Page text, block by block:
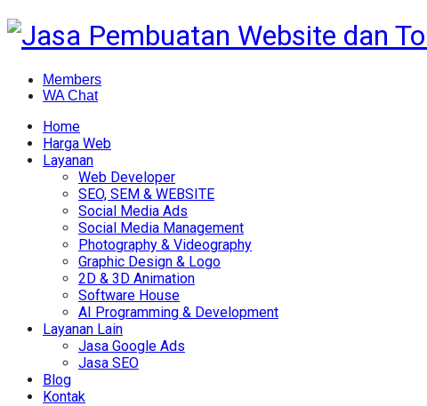
Members
WA Chat
Home
Harga Web
Layanan
Web Developer
SEO, SEM & WEBSITE
Social Media Ads
Social Media Management
Photography & Videography
Graphic Design & Logo
2D & 3D Animation
Software House
AI Programming & Development
Layanan Lain
Jasa Google Ads
Jasa SEO
Blog
Kontak